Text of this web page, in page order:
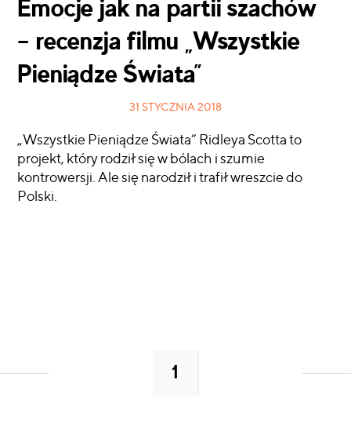
Emocje jak na partii szachów
– recenzja filmu „Wszystkie
Pieniądze Świata”
31 STYCZNIA 2018
„Wszystkie Pieniądze Świata” Ridleya Scotta to
projekt, który rodził się w bólach i szumie
kontrowersji. Ale się narodził i trafił wreszcie do
Polski.
1